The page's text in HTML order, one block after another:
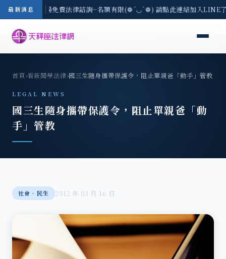
最新消息
-8/3(一) 現場免費法律諮詢~名額有限(❁´◡`❁) 請點此連結加入LINE
首頁›看新聞學法律›國三生隨身攜帶保護令，阻止單親爸「動手」管教
LEGAL NEWS
國三生隨身攜帶保護令，阻止單親爸「動
手」管教
社會‧民生 2012 年 03 月 16 日